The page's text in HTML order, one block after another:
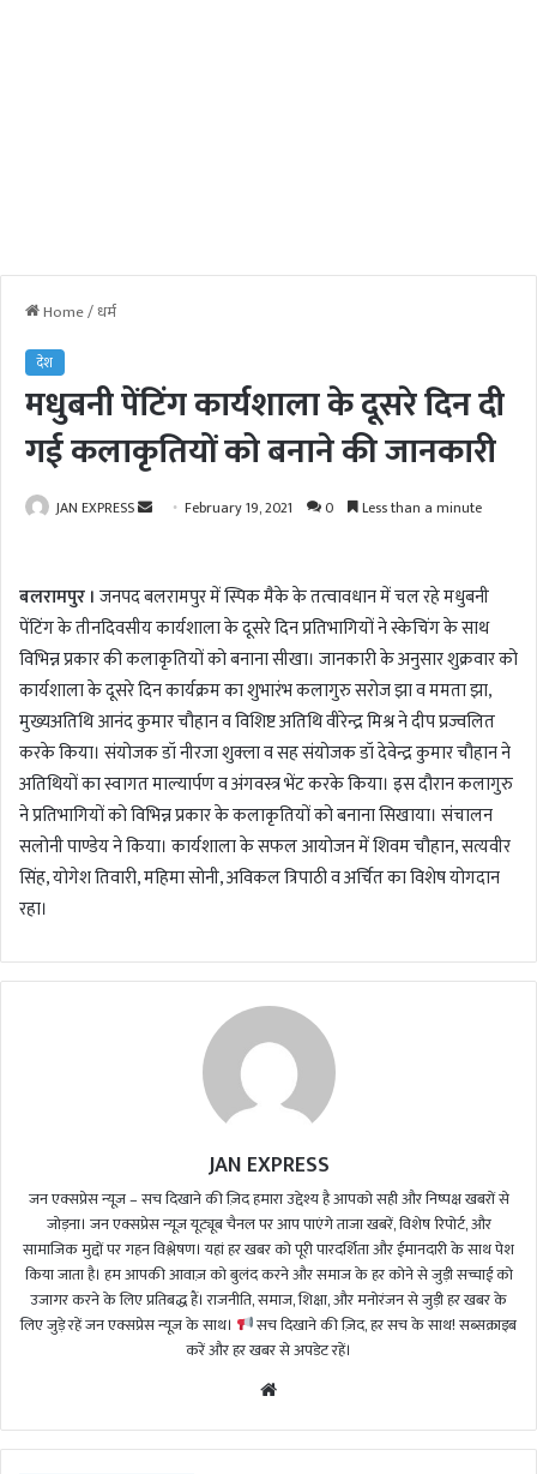
Home/धर्म
देश
मधुबनी पेंटिंग कार्यशाला के दूसरे दिन दी
गई कलाकृतियों को बनाने की जानकारी
JAN EXPRESS
d
a
n
e
m
February 19, 2021 0 Less than a minute
बलरामपुर । जनपद बलरामपुर में स्पिक मैके के तत्वावधान में चल रहे मधुबनी
पेंटिंग के तीनदिवसीय कार्यशाला के दूसरे दिन प्रतिभागियों ने स्केचिंग के साथ
विभिन्न प्रकार की कलाकृतियों को बनाना सीखा। जानकारी के अनुसार शुक्रवार को
कार्यशाला के दूसरे दिन कार्यक्रम का शुभारंभ कलागुरु सरोज झा व ममता झा,
मुख्यअतिथि आनंद कुमार चौहान व विशिष्ट अतिथि वीरेन्द्र मिश्र ने दीप प्रज्वलित
करके किया। संयोजक डॉ नीरजा शुक्ला व सह संयोजक डॉ देवेन्द्र कुमार चौहान ने
अतिथियों का स्वागत माल्यार्पण व अंगवस्त्र भेंट करके किया। इस दौरान कलागुरु
ने प्रतिभागियों को विभिन्न प्रकार के कलाकृतियों को बनाना सिखाया। संचालन
सलोनी पाण्डेय ने किया। कार्यशाला के सफल आयोजन में शिवम चौहान, सत्यवीर
सिंह, योगेश तिवारी, महिमा सोनी, अविकल त्रिपाठी व अर्चित का विशेष योगदान
रहा।
JAN EXPRESS
जन एक्सप्रेस न्यूज़ – सच दिखाने की ज़िद हमारा उद्देश्य है आपको सही और निष्पक्ष खबरों से
जोड़ना। जन एक्सप्रेस न्यूज़ यूट्यूब चैनल पर आप पाएंगे ताजा खबरें, विशेष रिपोर्ट, और
सामाजिक मुद्दों पर गहन विश्लेषण। यहां हर खबर को पूरी पारदर्शिता और ईमानदारी के साथ पेश
किया जाता है। हम आपकी आवाज़ को बुलंद करने और समाज के हर कोने से जुड़ी सच्चाई को
उजागर करने के लिए प्रतिबद्ध हैं। राजनीति, समाज, शिक्षा, और मनोरंजन से जुड़ी हर खबर के
लिए जुड़े रहें जन एक्सप्रेस न्यूज़ के साथ।
सच दिखाने की ज़िद, हर सच के साथ! सब्सक्राइब
करें और हर खबर से अपडेट रहें।
te